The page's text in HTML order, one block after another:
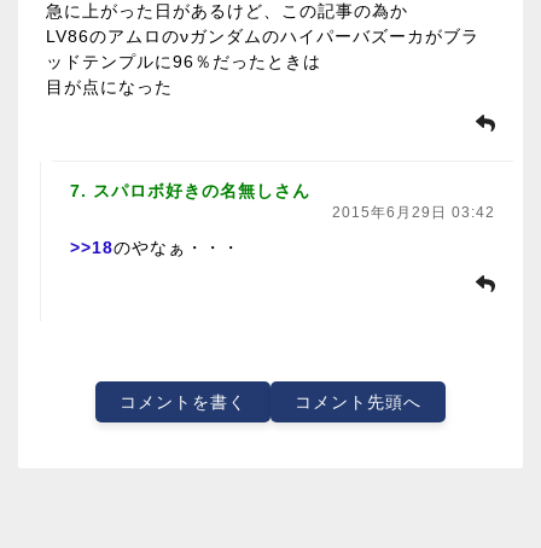
急に上がった日があるけど、この記事の為か
LV86のアムロのνガンダムのハイパーバズーカがブラ
ッドテンプルに96％だったときは
目が点になった
7. スパロボ好きの名無しさん
2015年6月29日 03:42
>>18のやなぁ・・・
コメントを書く コメント先頭へ